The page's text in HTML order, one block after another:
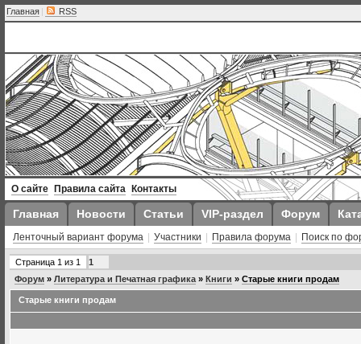
Главная | RSS
О сайте Правила сайта Контакты
Главная Новости Статьи VIP-раздел Форум
Ленточный вариант форума Участники Правила форума Поиск по
Страница 1 из 1
1
Форум » Литература и Печатная графика » Книги » Старые книги продам
Старые книги продам